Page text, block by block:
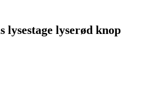
lysestage lyserød knop